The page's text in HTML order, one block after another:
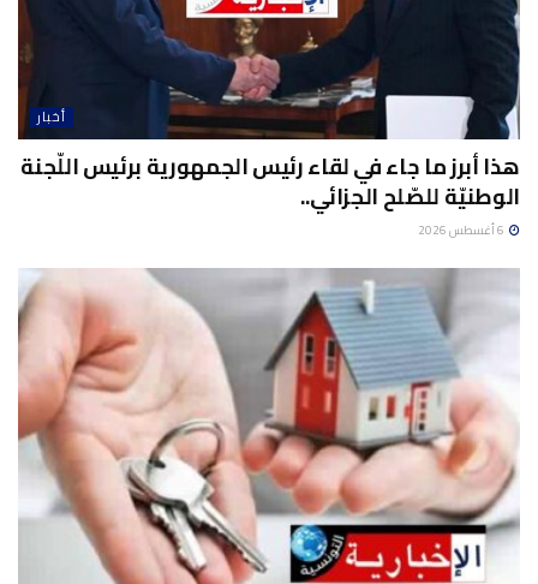
أخبار
هذا أبرز ما جاء في لقاء رئيس الجمهورية برئيس اللّجنة
الوطنيّة للصّلح الجزائي..